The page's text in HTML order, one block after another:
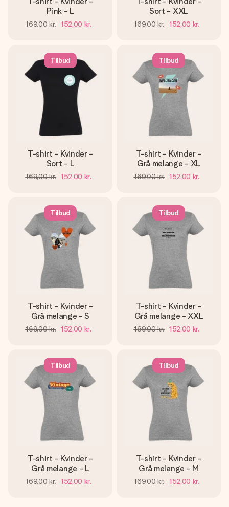
Pink - L
169,00 kr. 152,00 kr.
Sort - XXL
169,00 kr. 152,00 kr.
Tilbud
T-shirt - Kvinder -
Sort - L
169,00 kr. 152,00 kr.
Tilbud
T-shirt - Kvinder -
Grå melange - XL
169,00 kr. 152,00 kr.
Tilbud
T-shirt - Kvinder -
Grå melange - S
169,00 kr. 152,00 kr.
Tilbud
T-shirt - Kvinder -
Grå melange - XXL
169,00 kr. 152,00 kr.
Tilbud
T-shirt - Kvinder -
Grå melange - L
169,00 kr. 152,00 kr.
Tilbud
T-shirt - Kvinder -
Grå melange - M
169,00 kr. 152,00 kr.